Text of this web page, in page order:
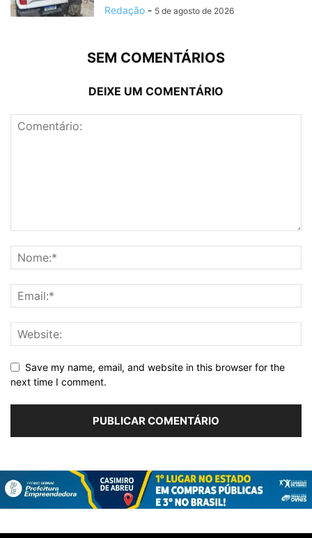
Redação - 5 de agosto de 2026
SEM COMENTÁRIOS
DEIXE UM COMENTÁRIO
Save my name, email, and website in this browser for the
next time I comment.